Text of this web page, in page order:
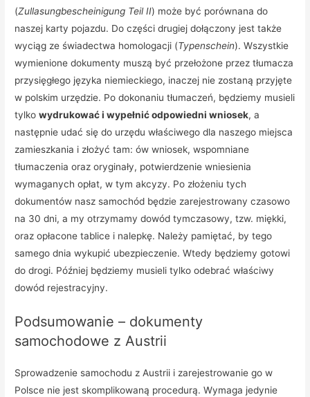
(Zullasungbescheinigung Teil II) może być porównana do
naszej karty pojazdu. Do części drugiej dołączony jest także
wyciąg ze świadectwa homologacji (Typenschein). Wszystkie
wymienione dokumenty muszą być przełożone przez tłumacza
przysięgłego języka niemieckiego, inaczej nie zostaną przyjęte
w polskim urzędzie. Po dokonaniu tłumaczeń, będziemy musieli
tylkowydrukować i wypełnić odpowiedni wniosek, a
następnie udać się do urzędu właściwego dla naszego miejsca
zamieszkania i złożyć tam: ów wniosek, wspomniane
tłumaczenia oraz oryginały, potwierdzenie wniesienia
wymaganych opłat, w tym akcyzy. Po złożeniu tych
dokumentów nasz samochód będzie zarejestrowany czasowo
na 30 dni, a my otrzymamy dowód tymczasowy, tzw. miękki,
oraz opłacone tablice i nalepkę. Należy pamiętać, by tego
samego dnia wykupić ubezpieczenie. Wtedy będziemy gotowi
do drogi. Później będziemy musieli tylko odebrać właściwy
dowód rejestracyjny.
Podsumowanie – dokumenty
samochodowe z Austrii
Sprowadzenie samochodu z Austrii i zarejestrowanie go w
Polsce nie jest skomplikowaną procedurą. Wymaga jedynie